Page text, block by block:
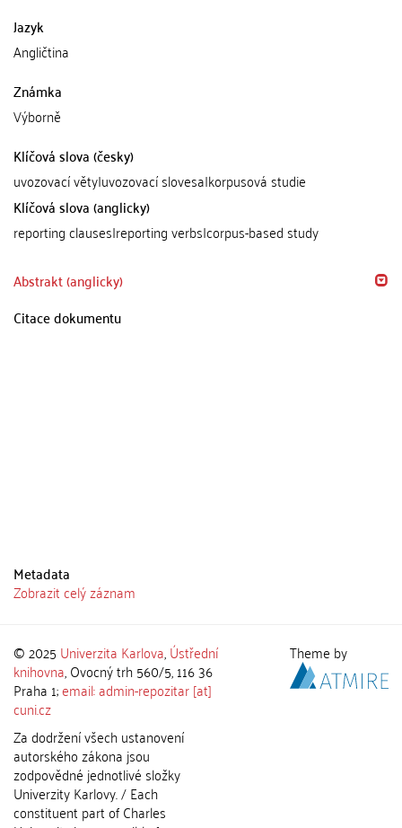
Jazyk
Angličtina
Známka
Výborně
Klíčová slova (česky)
uvozovací věty|uvozovací slovesa|korpusová studie
Klíčová slova (anglicky)
reporting clauses|reporting verbs|corpus-based study
Abstrakt (anglicky)
Citace dokumentu
Metadata
Zobrazit celý záznam
© 2025 Univerzita Karlova,Ústřední
knihovna, Ovocný trh 560/5, 116 36
Praha 1;email: admin-repozitar [at]
cuni.cz
Za dodržení všech ustanovení
autorského zákona jsou
zodpovědné jednotlivé složky
Univerzity Karlovy. / Each
constituent part of Charles
Theme by